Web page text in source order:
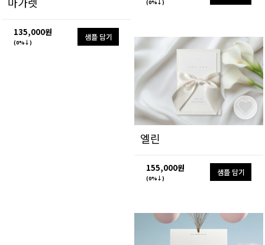
135,000원
(0%↓)
샘플 담기
엘린
155,000원
(0%↓)
샘플 담기